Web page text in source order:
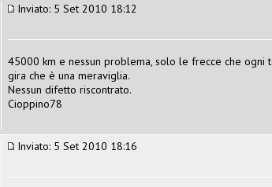
Inviato: 5 Set 2010 18:12
45000 km e nessun problema, solo le frecce che ogni
gira che è una meraviglia.
Nessun difetto riscontrato.
Cioppino78
Inviato: 5 Set 2010 18:16